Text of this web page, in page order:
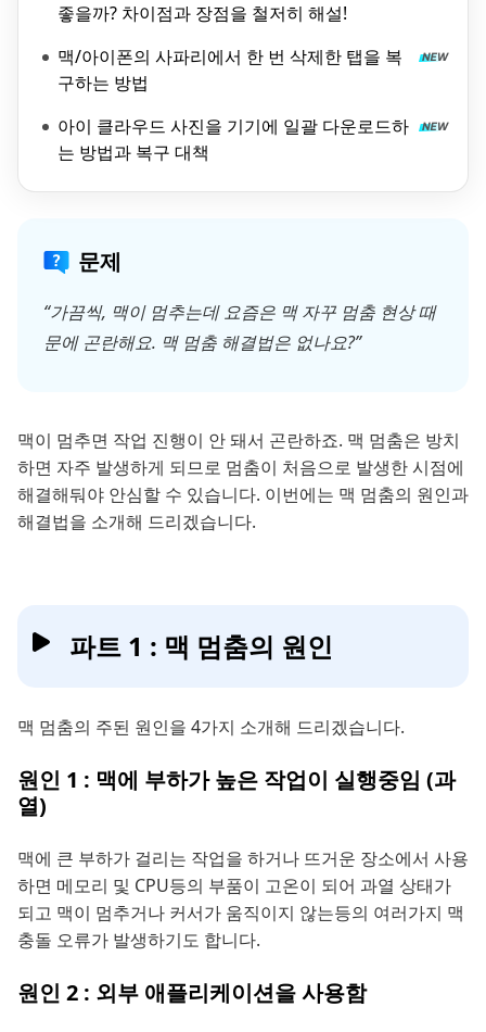
좋을까? 차이점과 장점을 철저히 해설!
맥/아이폰의 사파리에서 한 번 삭제한 탭을 복
구하는 방법
아이 클라우드 사진을 기기에 일괄 다운로드하
는 방법과 복구 대책
문제
“가끔씩, 맥이 멈추는데 요즘은 맥 자꾸 멈춤 현상 때
문에 곤란해요. 맥 멈춤 해결법은 없나요?”
맥이 멈추면 작업 진행이 안 돼서 곤란하죠. 맥 멈춤은 방치
하면 자주 발생하게 되므로 멈춤이 처음으로 발생한 시점에
해결해둬야 안심할 수 있습니다. 이번에는 맥 멈춤의 원인과
해결법을 소개해 드리겠습니다.
파트 1 : 맥 멈춤의 원인
맥 멈춤의 주된 원인을 4가지 소개해 드리겠습니다.
원인 1 : 맥에 부하가 높은 작업이 실행중임 (과
열)
맥에 큰 부하가 걸리는 작업을 하거나 뜨거운 장소에서 사용
하면 메모리 및 CPU등의 부품이 고온이 되어 과열 상태가
되고 맥이 멈추거나 커서가 움직이지 않는등의 여러가지 맥
충돌 오류가 발생하기도 합니다.
원인 2 : 외부 애플리케이션을 사용함